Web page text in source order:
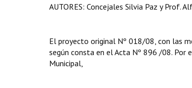
AUTORES: Concejales Silvia Paz y Prof.
El proyecto original Nº 018/08, con las
según consta en el Acta Nº 896 /08. Por
Municipal,